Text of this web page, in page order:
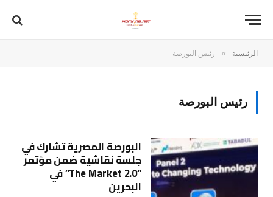
الرئيسية » رئيس البورصة
رئيس البورصة
البورصة المصرية تشارك في
جلسة نقاشية ضمن مؤتمر
“The Market 2.0” في
البحرين